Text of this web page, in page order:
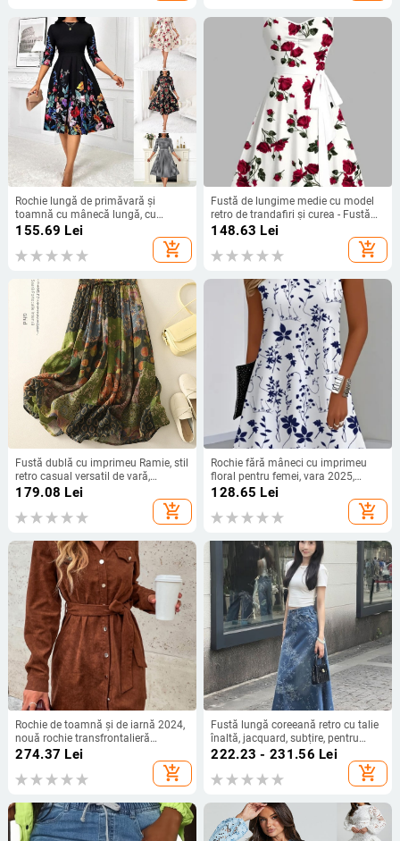
Rochie lungă de primăvară și
toamnă cu mânecă lungă, cu
imprimeu floral și imprimeu floral,
pentru femei din comerțul exterior
transfrontalier din Europa și Statele
independentă de comerț exterior
155.69 Lei
add_shopping_cart
Fustă de lungime medie cu model
retro de trandafiri și curea - Fustă
elegantă fără mâneci, linie A
148.63 Lei
add_shopping_cart
Fustă dublă cu imprimeu Ramie, stil
retro casual versatil de vară,
fotografie reală
179.08 Lei
add_shopping_cart
Rochie fără mâneci cu imprimeu
floral pentru femei, vara 2025,
export transfrontalier european și
american, Amazon Independent
Station, Temu
128.65 Lei
add_shopping_cart
Rochie de toamnă și de iarnă 2024,
nouă rochie transfrontalieră
europeană și americană, cu curea
cu nasturi, casual, din catifea reiată,
cu mânecă lungă
274.37 Lei
add_shopping_cart
Fustă lungă coreeană retro cu talie
înaltă, jacquard, subțire, pentru
femei, de vară, design nou, de nișă,
222.23 - 231.56 Lei
add_shopping_cart